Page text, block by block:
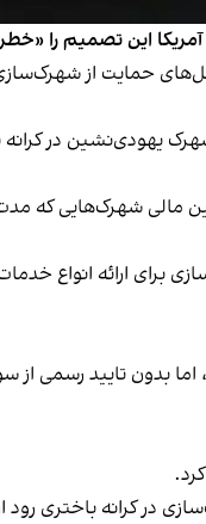
آمریکا این تصمیم را
حمایت از
مالی شهرک‌هایی که
برای ارائه انواع
در دهه ۱۹۹۰ و اوایل دهه ۲۰۰۰ با کمک
در کرانه باختری رود